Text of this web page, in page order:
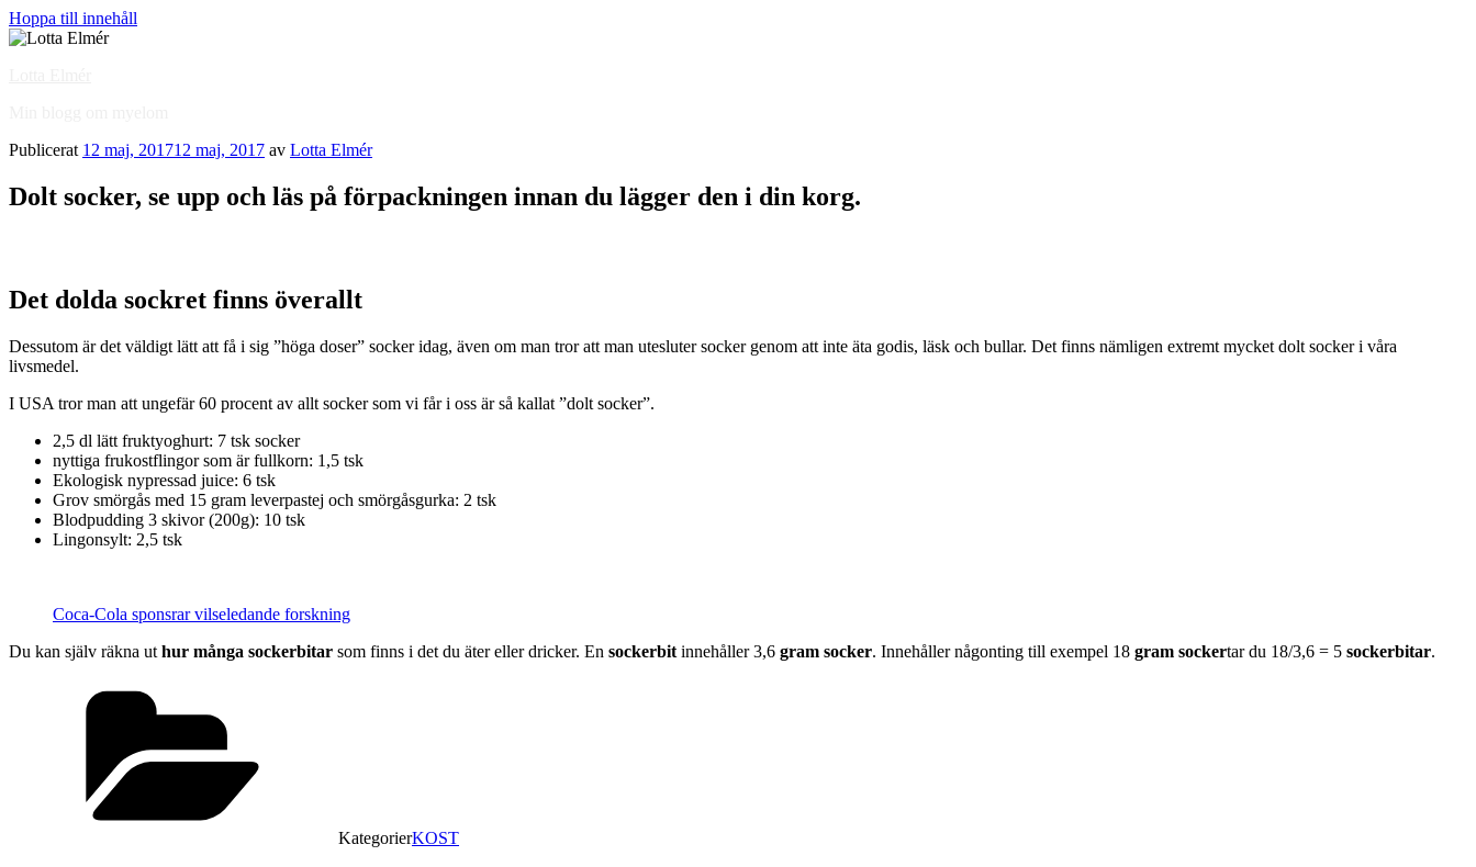
Hoppa till innehåll
Publicerat 12 maj, 201712 maj, 2017 av Lotta Elmér
Dolt socker, se upp och läs på förpackningen innan du lägger den i din korg.
Det dolda sockret finns överallt
Dessutom är det väldigt lätt att få i sig ”höga doser” socker idag, även om man tror att man utesluter socker genom att inte äta godis, läsk och bullar. Det finns nämligen extremt mycket dolt socker i våra
livsmedel.
I USA tror man att ungefär 60 procent av allt socker som vi får i oss är så kallat ”dolt socker”.
2,5 dl lätt fruktyoghurt: 7 tsk socker
nyttiga frukostflingor som är fullkorn: 1,5 tsk
Ekologisk nypressad juice: 6 tsk
Grov smörgås med 15 gram leverpastej och smörgåsgurka: 2 tsk
Blodpudding 3 skivor (200g): 10 tsk
Lingonsylt: 2,5 tsk
Coca-Cola sponsrar vilseledande forskning
Du kan själv räkna ut hur många sockerbitar som finns i det du äter eller dricker. En sockerbit innehåller 3,6 gram socker. Innehåller någonting till exempel 18 gram sockertar du 18/3,6 = 5 sockerbitar.
KategorierKOST